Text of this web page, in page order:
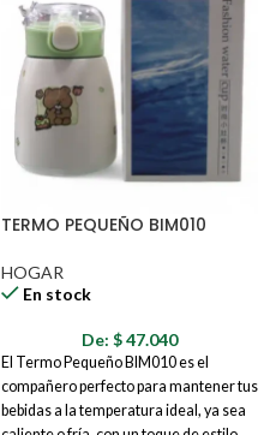
TERMO PEQUEÑO BIM010
HOGAR
En stock
De: $47.040
El Termo Pequeño BIM010 es el
compañero perfecto para mantener tus
bebidas a la temperatura ideal, ya sea